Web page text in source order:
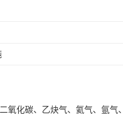
氧化碳、乙炔气、氦气、氩气、